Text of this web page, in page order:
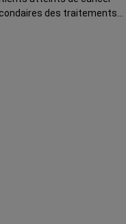
des traitements…